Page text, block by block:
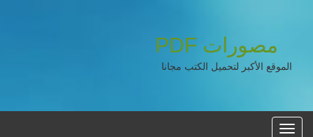
مصورات PDF
الموقع الأكبر لتحميل الكتب مجانا
القائمه